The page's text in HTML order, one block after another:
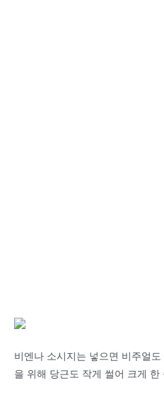
비엔나 소시지는 넣으면 비주얼
을 위해 당근도 작게 썰어 크게 한